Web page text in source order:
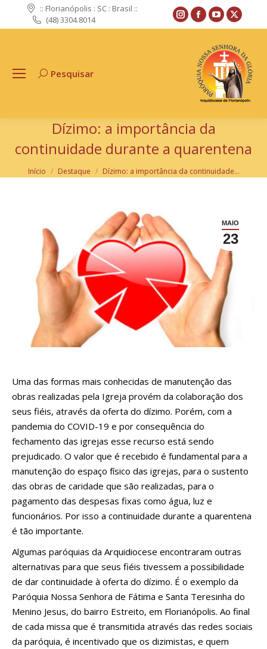
:: Florianópolis : SC : Brasil ::
(48) 3304.8014
Instagram
page
new
window
Facebook
page
opens
in
new
window
YouTube
page
opens
in
new
window
X
page
in
new
Search:Pesquisar
Dízimo: a importância da
continuidade durante a quarentena
Você está aqui:
Início Destaque Dízimo: a importância da continuidade…
MAIO
23
Uma das formas mais conhecidas de manutenção das
obras realizadas pela Igreja provém da colaboração dos
seus fiéis, através da oferta do dízimo. Porém, com a
pandemia do COVID-19 e por consequência do
fechamento das igrejas esse recurso está sendo
prejudicado. O valor que é recebido é fundamental para a
manutenção do espaço físico das igrejas, para o sustento
das obras de caridade que são realizadas, para o
pagamento das despesas fixas como água, luz e
funcionários. Por isso a continuidade durante a quarentena
é tão importante.
Algumas paróquias da Arquidiocese encontraram outras
alternativas para que seus fiéis tivessem a possibilidade
de dar continuidade à oferta do dízimo. É o exemplo da
Paróquia Nossa Senhora de Fátima e Santa Teresinha do
Menino Jesus, do bairro Estreito, em Florianópolis. Ao final
de cada missa que é transmitida através das redes sociais
da paróquia, é incentivado que os dizimistas, e quem